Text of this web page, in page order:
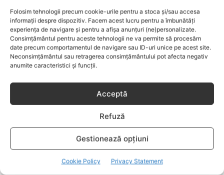
Folosim tehnologii precum cookie-urile pentru a stoca și/sau accesa
informații despre dispozitiv. Facem acest lucru pentru a îmbunătăți
experiența de navigare și pentru a afișa anunțuri (ne)personalizate.
Consimțământul pentru aceste tehnologii ne va permite să procesăm
date precum comportamentul de navigare sau ID-uri unice pe acest site.
Neconsimțământul sau retragerea consimțământului pot afecta negativ
anumite caracteristici și funcții.
Acceptă
Refuză
Gestionează opțiuni
Cookie Policy Privacy Statement
EVENIMENTE
741
LIFESTYLE
COPII
633
FAMILIA
582
DEZVOLTAREA COPILULUI
COMPORTAMENT
294